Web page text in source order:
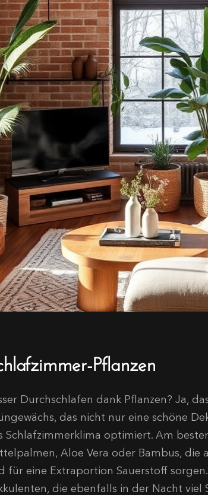
Pflanzen
Durchschlafen dank Pflanzen? Ja,
das nicht nur eine schöne
Schlafzimmerklima optimiert. Am
Aloe Vera oder Bambus,
für eine Extraportion Sauerstoff
die ebenfalls in der Nacht viel